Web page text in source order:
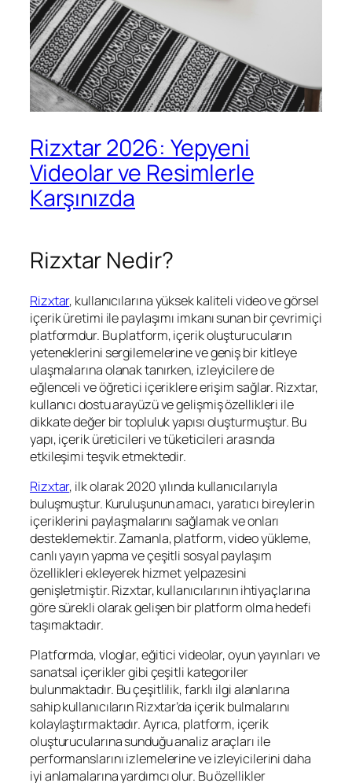
Rizxtar 2026: Yepyeni
Videolar ve Resimlerle
Karşınızda
Rizxtar Nedir?
Rizxtar, kullanıcılarına yüksek kaliteli video ve görsel
içerik üretimi ile paylaşımı imkanı sunan bir çevrimiçi
platformdur. Bu platform, içerik oluşturucuların
yeteneklerini sergilemelerine ve geniş bir kitleye
ulaşmalarına olanak tanırken, izleyicilere de
eğlenceli ve öğretici içeriklere erişim sağlar. Rizxtar,
kullanıcı dostu arayüzü ve gelişmiş özellikleri ile
dikkate değer bir topluluk yapısı oluşturmuştur. Bu
yapı, içerik üreticileri ve tüketicileri arasında
etkileşimi teşvik etmektedir.
Rizxtar, ilk olarak 2020 yılında kullanıcılarıyla
buluşmuştur. Kuruluşunun amacı, yaratıcı bireylerin
içeriklerini paylaşmalarını sağlamak ve onları
desteklemektir. Zamanla, platform, video yükleme,
canlı yayın yapma ve çeşitli sosyal paylaşım
özellikleri ekleyerek hizmet yelpazesini
genişletmiştir. Rizxtar, kullanıcılarının ihtiyaçlarına
göre sürekli olarak gelişen bir platform olma hedefi
taşımaktadır.
Platformda, vloglar, eğitici videolar, oyun yayınları ve
sanatsal içerikler gibi çeşitli kategoriler
bulunmaktadır. Bu çeşitlilik, farklı ilgi alanlarına
sahip kullanıcıların Rizxtar’da içerik bulmalarını
kolaylaştırmaktadır. Ayrıca, platform, içerik
oluşturucularına sunduğu analiz araçları ile
performanslarını izlemelerine ve izleyicilerini daha
iyi anlamalarına yardımcı olur. Bu özellikler